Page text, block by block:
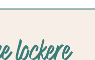
lockere